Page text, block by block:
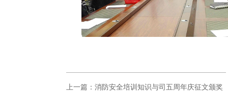
上一篇：消防安全培训知识与司五周年庆征文颁奖